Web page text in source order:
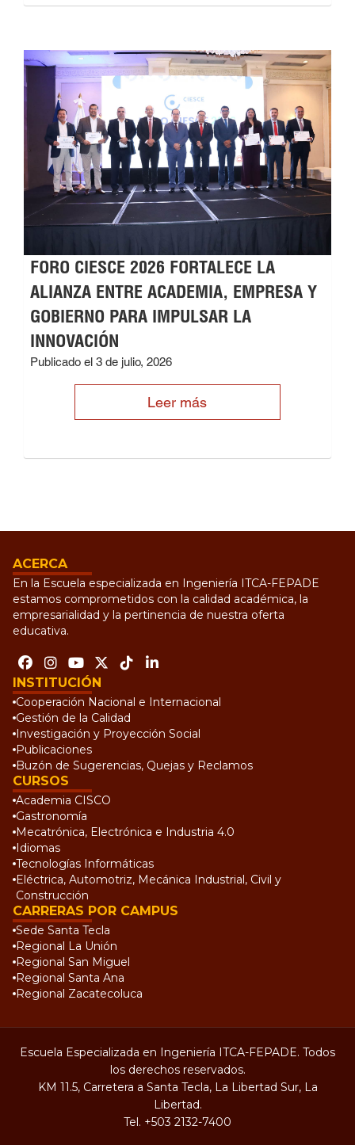
FORO CIESCE 2026 FORTALECE LA
ALIANZA ENTRE ACADEMIA, EMPRESA Y
GOBIERNO PARA IMPULSAR LA
INNOVACIÓN
Publicado el 3 de julio, 2026
Leer más
ACERCA
En la Escuela especializada en Ingeniería ITCA-FEPADE
estamos comprometidos con la calidad académica, la
empresarialidad y la pertinencia de nuestra oferta
educativa.
INSTITUCIÓN
Cooperación Nacional e Internacional
Gestión de la Calidad
Investigación y Proyección Social
Publicaciones
Buzón de Sugerencias, Quejas y Reclamos
CURSOS
Academia CISCO
Gastronomía
Mecatrónica, Electrónica e Industria 4.0
Idiomas
Tecnologías Informáticas
Eléctrica, Automotriz, Mecánica Industrial, Civil y
Construcción
CARRERAS POR CAMPUS
Sede Santa Tecla
Regional La Unión
Regional San Miguel
Regional Santa Ana
Regional Zacatecoluca
Escuela Especializada en Ingeniería ITCA-FEPADE. Todos
los derechos reservados.
KM 11.5, Carretera a Santa Tecla, La Libertad Sur, La
Libertad.
Tel. +503 2132-7400